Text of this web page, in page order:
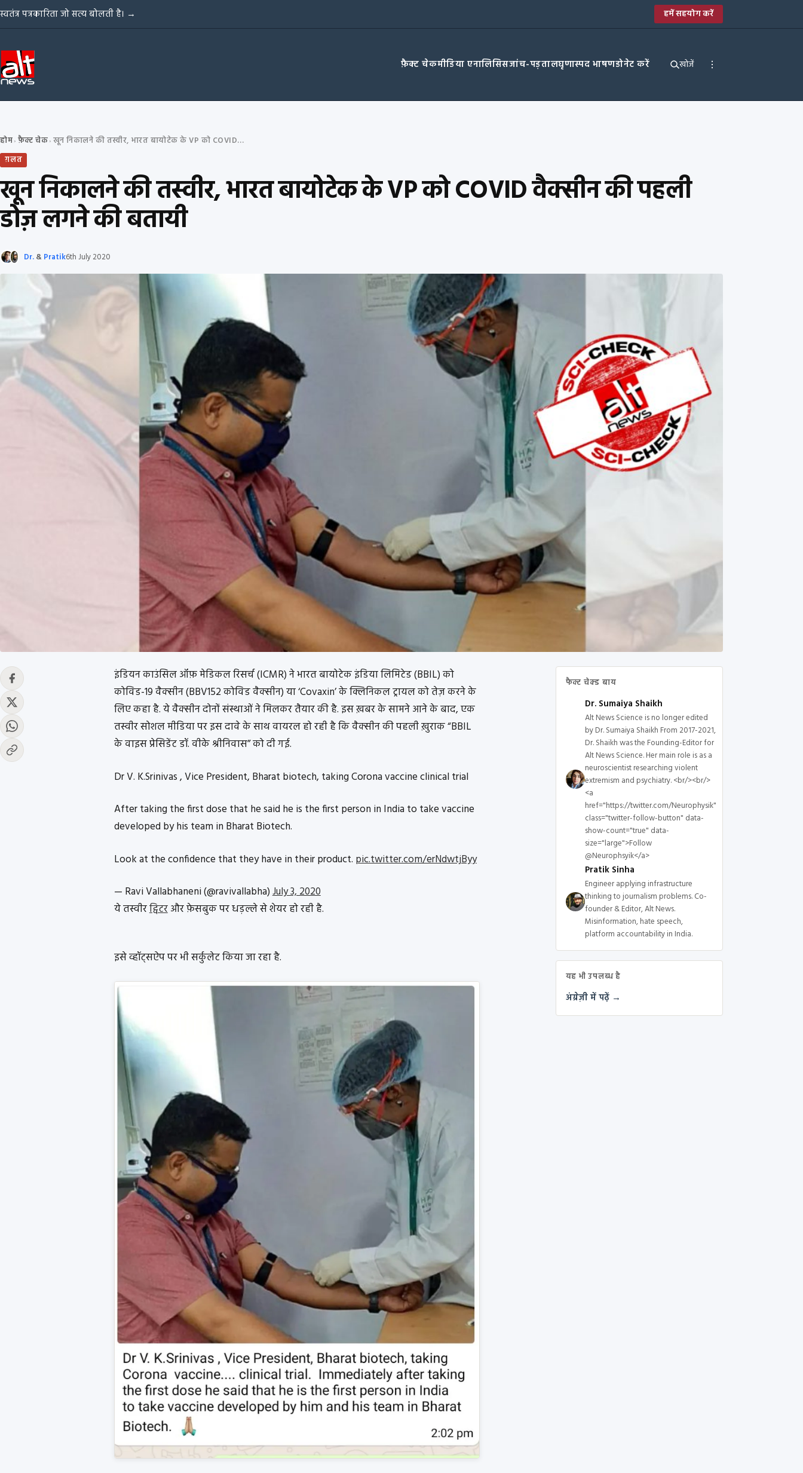
Skip to content
स्वतंत्र पत्रकारिता जो सत्य बोलती है। → हमें सहयोग करें
फ़ैक्ट चेकमीडिया एनालिसिसजांच-पड़तालघृणास्पद भाषणडोनेट करें खोजें
होम› फ़ैक्ट चेक›
खून निकालने की तस्वीर, भारत बायोटेक के VP को COVID वैक्सीन की पहली डोज़ लगने की बतायी
ग़लत
खून निकालने की तस्वीर, भारत बायोटेक के VP को COVID वैक्सीन की पहली
डोज़ लगने की बतायी
Dr.& Pratik6th July 2020
इंडियन काउंसिल ऑफ़ मेडिकल रिसर्च (ICMR) ने भारत बायोटेक इंडिया लिमिटेड (BBIL) को
कोविड-19 वैक्सीन (BBV152 कोविड वैक्सीन) या ‘Covaxin’ के क्लिनिकल ट्रायल को तेज़ करने के
लिए कहा है. ये वैक्सीन दोनों संस्थाओं ने मिलकर तैयार की है. इस ख़बर के सामने आने के बाद, एक
तस्वीर सोशल मीडिया पर इस दावे के साथ वायरल हो रही है कि वैक्सीन की पहली ख़ुराक “BBIL
के वाइस प्रेसिडेंट डॉ. वीके श्रीनिवास” को दी गई.
Dr V. K.Srinivas , Vice President, Bharat biotech, taking Corona vaccine clinical trial
After taking the first dose that he said he is the first person in India to take vaccine
developed by his team in Bharat Biotech.
Look at the confidence that they have in their product. pic.twitter.com/erNdwtjByy
— Ravi Vallabhaneni (@ravivallabha)July 3, 2020
ये तस्वीरट्विटरऔर फ़ेसबुक पर धड़ल्ले से शेयर हो रही है.
इसे व्हॉट्सऐप पर भी सर्कुलेट किया जा रहा है.
फैक्ट चेक्ड बाय
Dr. Sumaiya Shaikh
Alt News Science is no longer edited
by Dr. Sumaiya Shaikh From 2017-2021,
Dr. Shaikh was the Founding-Editor for
Alt News Science. Her main role is as a
neuroscientist researching violent
extremism and psychiatry. <br/><br/>
<a
href="https://twitter.com/Neurophysik"
class="twitter-follow-button" data-
show-count="true" data-
size="large">Follow
@Neurophsyik</a>
Pratik Sinha
Engineer applying infrastructure
thinking to journalism problems. Co-
founder & Editor, Alt News.
Misinformation, hate speech,
platform accountability in India.
यह भी उपलब्ध है
अंग्रेज़ी में पढ़ें →